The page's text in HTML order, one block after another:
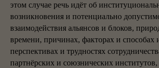
этом случае речь идёт об
возникновения и потенциально
взаимодействия альянсов и блоков,
времени, причинах, факторах и способах
перспективах и трудностях
партнёрских и союзнических